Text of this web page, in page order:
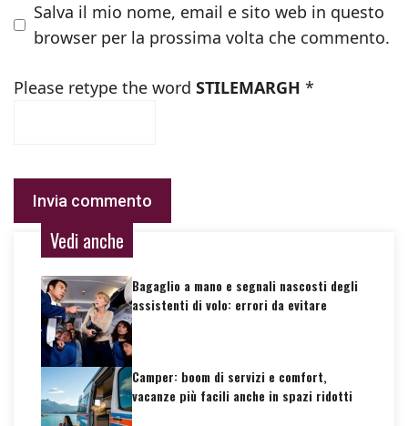
Salva il mio nome, email e sito web in questo
browser per la prossima volta che commento.
Please retype the word STILEMARGH *
Vedi anche
Bagaglio a mano e segnali nascosti degli
assistenti di volo: errori da evitare
Camper: boom di servizi e comfort,
vacanze più facili anche in spazi ridotti